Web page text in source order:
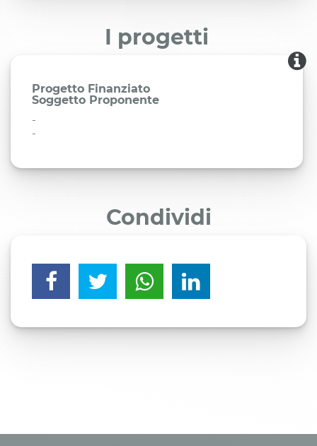
I progetti
Progetto Finanziato
Soggetto Proponente
-
-
Condividi